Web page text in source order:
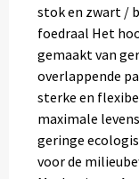
stok en zwart /
foedraal Het
gemaakt van
overlappende
sterke en
maximale
geringe
voor de